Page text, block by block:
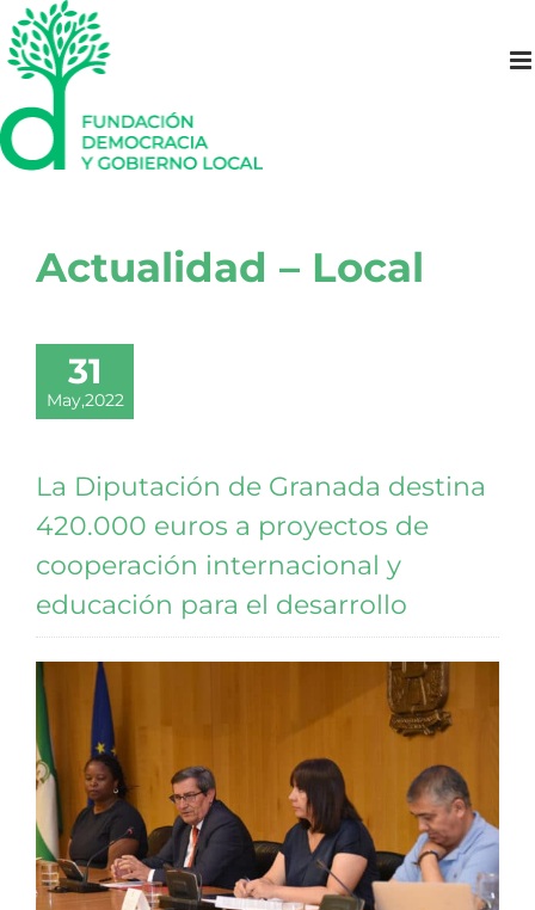
Saltar
al
contenido
Actualidad – Local
31
May,2022
La Diputación de Granada destina
420.000 euros a proyectos de
cooperación internacional y
educación para el desarrollo